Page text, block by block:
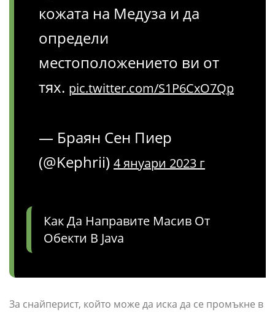
кожата на Медуза и да
определи
местоположението ви от
тях. pic.twitter.com/S1P6CxO7Qp
— Браян Сен Пиер
(@Kephrii) 4 януари 2023 г
Как Да Направите Масив От
Обекти В Java
За снайперист, който може да иска да се промъкне в